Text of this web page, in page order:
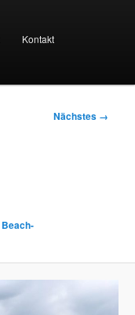
Kontakt
Nächstes →
Beach-